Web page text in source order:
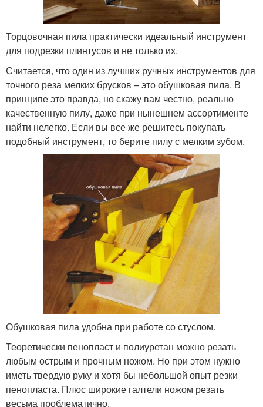
Торцовочная пила практически идеальный инструмент
для подрезки плинтусов и не только их.
Считается, что один из лучших ручных инструментов для
точного реза мелких брусков – это обушковая пила. В
принципе это правда, но скажу вам честно, реально
качественную пилу, даже при нынешнем ассортименте
найти нелегко. Если вы все же решитесь покупать
подобный инструмент, то берите пилу с мелким зубом.
Обушковая пила удобна при работе со стуслом.
Теоретически пенопласт и полиуретан можно резать
любым острым и прочным ножом. Но при этом нужно
иметь твердую руку и хотя бы небольшой опыт резки
пенопласта. Плюс широкие галтели ножом резать
весьма проблематично.